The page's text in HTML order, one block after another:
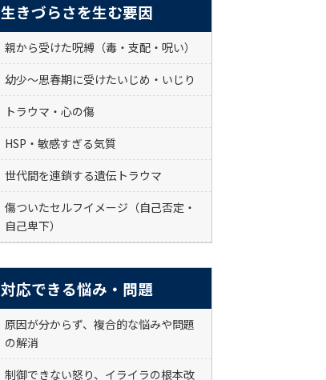
生きづらさを生む要因
親から受けた呪縛（毒・支配・呪い）
幼少～思春期に受けたいじめ・いじり
トラウマ・心の傷
HSP・敏感すぎる気質
世代間を連鎖する遺伝トラウマ
傷ついたセルフイメージ（自己否定・
自己卑下）
対応できる悩み・問題
原因が分からず、複合的な悩みや問題
の解消
制御できない怒り、イライラの根本改